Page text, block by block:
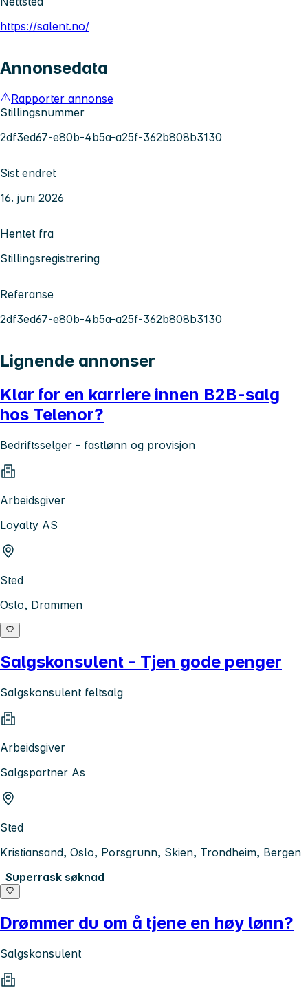
https://salent.no/
Annonsedata
Rapporter annonse
Stillingsnummer
2df3ed67-e80b-4b5a-a25f-362b808b3130
Sist endret
16. juni 2026
Hentet fra
Stillingsregistrering
Referanse
2df3ed67-e80b-4b5a-a25f-362b808b3130
Lignende annonser
Klar for en karriere innen B2B-salg
hos Telenor?
Bedriftsselger - fastlønn og provisjon
Arbeidsgiver
Loyalty AS
Sted
Oslo, Drammen
Salgskonsulent - Tjen gode penger
Salgskonsulent feltsalg
Arbeidsgiver
Salgspartner As
Sted
Kristiansand, Oslo, Porsgrunn, Skien, Trondheim, Bergen
Superrask søknad
Drømmer du om å tjene en høy lønn?
Salgskonsulent